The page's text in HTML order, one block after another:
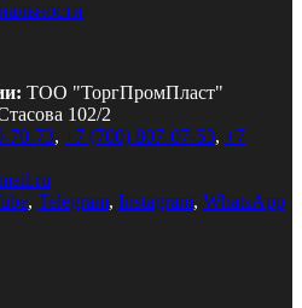
ТОО "ТоргПромПласт"
102/2
70-73, +7 (700) 807-07-53, +7
, Telegram, Instagram, WhatsApp